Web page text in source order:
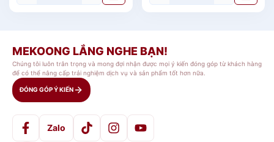
MEKOONG LẮNG NGHE BẠN!
Chúng tôi luôn trân trọng và mong đợi nhận được mọi ý kiến đóng góp từ khách hàng
để có thể nâng cấp trải nghiệm dịch vụ và sản phẩm tốt hơn nữa.
ĐÓNG GÓP Ý KIẾN
Zalo